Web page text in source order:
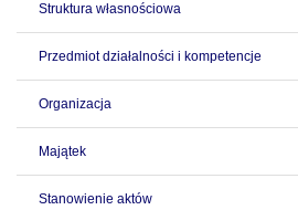
Struktura własnościowa
Przedmiot działalności i kompetencje
Organizacja
Majątek
Stanowienie aktów